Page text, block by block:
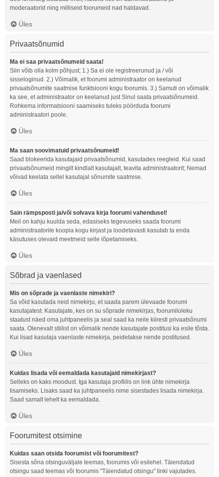
moderaatorid ning milliseid foorumeid nad haldavad.
Üles
Privaatsõnumid
Ma ei saa privaatsõnumeid saata!
Siin võib olla kolm põhjust; 1.) Sa ei ole registreerunud ja / või
sisseloginud. 2.) Võimalik, et foorumi administraator on keelanud
privaatsõnumite saatmise funktsiooni kogu foorumis. 3.) Samuti on võimalik
ka see, et administraator on keelanud just Sinul saata privaatsõnumeid.
Rohkema informatsiooni saamiseks tuleks pöörduda foorumi
administraatori poole.
Üles
Ma saan soovimatuid privaatsõnumeid!
Saad blokeerida kasutajaid privaatsõnumid, kasutades reegleid. Kui saad
privaatsõnumeid mingilt kindlalt kasutajalt, teavita administraatorit; Nemad
võivad keelata sellel kasutajal sõnumite saatmise.
Üles
Sain rämpsposti ja/või solvava kirja foorumi vahendusel!
Meil on kahju kuulda seda, edasiseks tegevuseks saada foorumi
administraatorile koopia kogu kirjast ja loodetavasti kasutab ta enda
käsutuses olevaid meetmeid selle lõpetamiseks.
Üles
Sõbrad ja vaenlased
Mis on sõprade ja vaenlaste nimekiri?
Sa võid kasutada neid nimekirju, et saada parem ülevaade foorumi
kasutajatest. Kasutajate, kes on su sõprade nimekirjas, foorumiloleku
staatust näed oma juhtpaneelis ja seal saad ka neile kiiresti privaatsõnumi
saata. Olenevalt stiilist on võimalik nende kasutajate postitusi ka esile tõsta.
Kui lisad kasutaja vaenlaste nimekirja, peidetakse nende postitused.
Üles
Kuidas lisada või eemaldada kasutajaid nimekirjast?
Selleks on kaks moodust. Iga kasutaja profiilis on link ühte nimekirja
lisamiseks. Lisaks saad ka juhtpaneelis nime sisestades lisada nimekirja.
Saad samalt lehelt ka eemaldada.
Üles
Foorumitest otsimine
Kuidas saan otsida foorumist või foorumitest?
Sisesta sõna otsinguväljale teemas, foorumis või esilehel. Täiendatud
otsingu saad teemas või foorumis "Täiendatud otsingu" linki vajutades.